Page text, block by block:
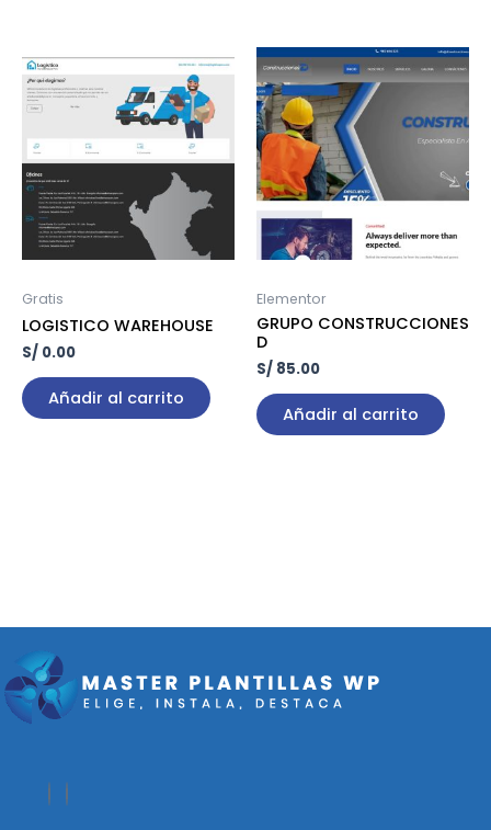
Gratis
LOGISTICO WAREHOUSE
S/ 0.00
Añadir al carrito
Elementor
GRUPO CONSTRUCCIONES
D
S/ 85.00
Añadir al carrito